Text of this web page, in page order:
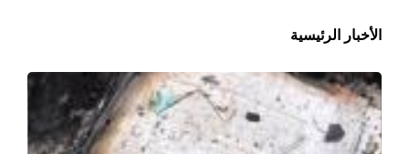
الأخبار الرئيسية